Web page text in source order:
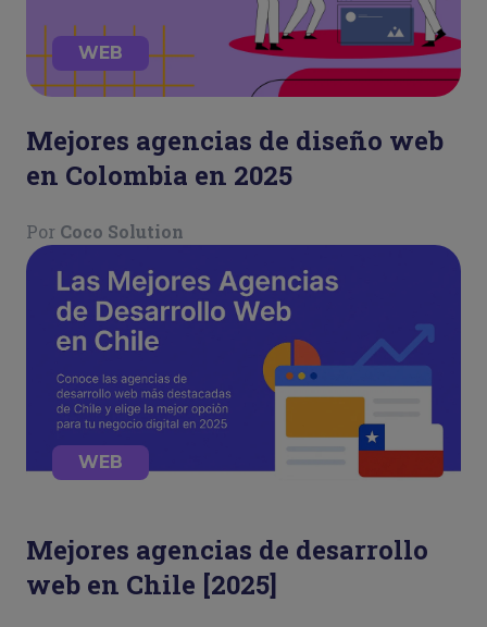
WEB
Mejores agencias de diseño web
en Colombia en 2025
Por Coco Solution
WEB
Mejores agencias de desarrollo
web en Chile [2025]